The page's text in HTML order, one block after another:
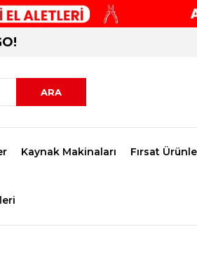
Kaynak Makinaları Fırsat